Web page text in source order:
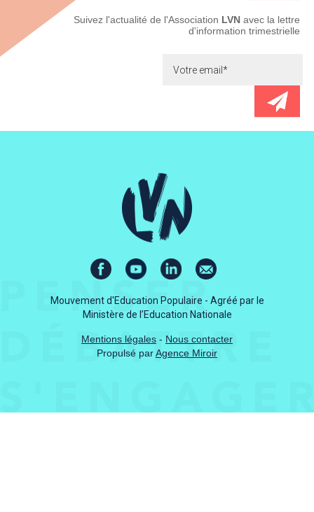
Newsletter Suivez l'actualité de l'Association LVN avec la lettre
d'information trimestrielle
Mouvement d'Education Populaire - Agréé par le
Ministère de l’Education Nationale
Mentions légales - Nous contacter
Propulsé parAgence Miroir